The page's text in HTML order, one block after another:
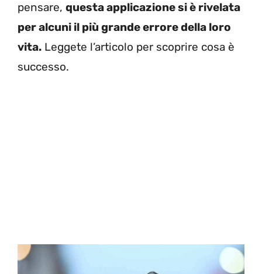
pensare, questa applicazione si è rivelata
per alcuni il più grande errore della loro
vita. Leggete l’articolo per scoprire cosa è
successo.